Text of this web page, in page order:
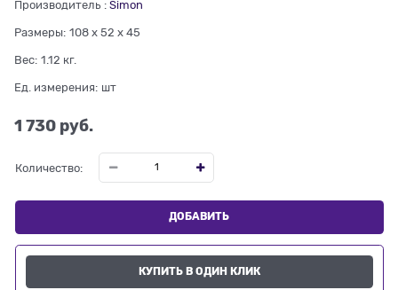
Производитель : Simon
Размеры: 108 x 52 x 45
Вес: 1.12 кг.
Ед. измерения: шт
1 730 руб.
Количество:
ДОБАВИТЬ
КУПИТЬ В ОДИН КЛИК